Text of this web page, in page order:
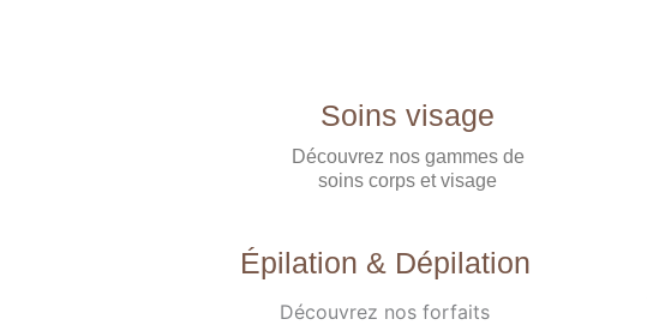
Soins visage
Découvrez nos gammes de
soins corps et visage
Épilation & Dépilation
Découvrez nos forfaits